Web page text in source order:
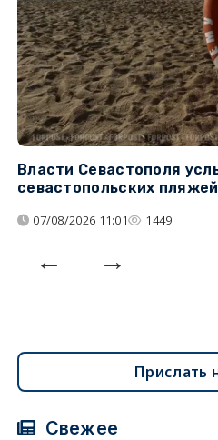
Власти Севастополя
севастопольских пляжей
07/08/2026 11:01 1449
Прислать
Свежее